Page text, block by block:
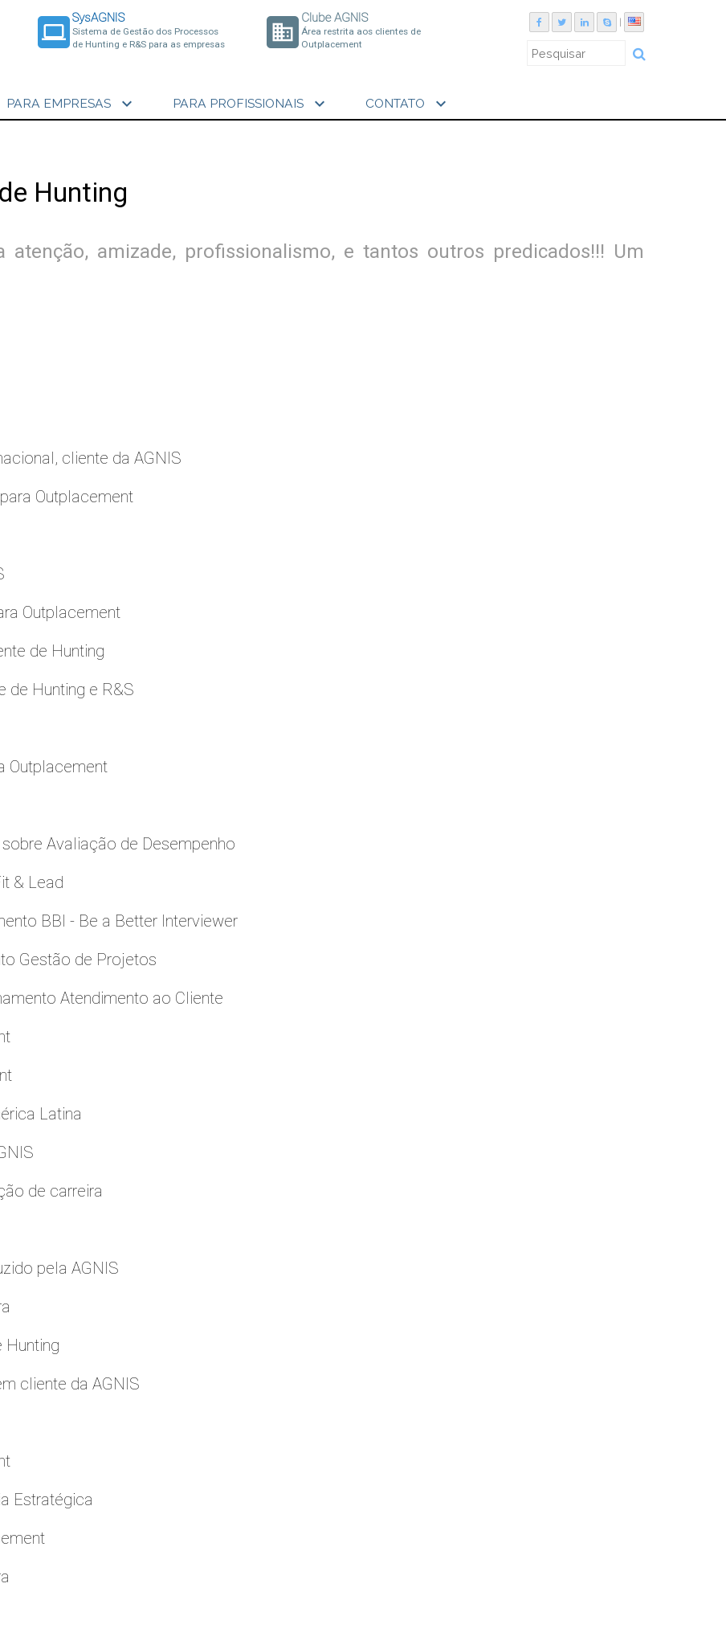
laptop
SysAGNIS
Sistema de Gestão dos Processos
de Hunting e R&S para as empresas
business
Clube AGNIS
Área restrita aos clientes de
Outplacement
PARA EMPRESAS expand_more PARA PROFISSIONAIS expand_more CONTATO expand_more
Hunting
atenção, amizade, profissionalismo, e tantos outros predicados!!! Um
cliente da AGNIS
Outplacement
Outplacement
de Hunting
de Hunting e R&S
Outplacement
Avaliação de Desempenho
& Lead
BBI - Be a Better Interviewer
Gestão de Projetos
Atendimento ao Cliente
Latina
de carreira
pela AGNIS
Hunting
cliente da AGNIS
Estratégica